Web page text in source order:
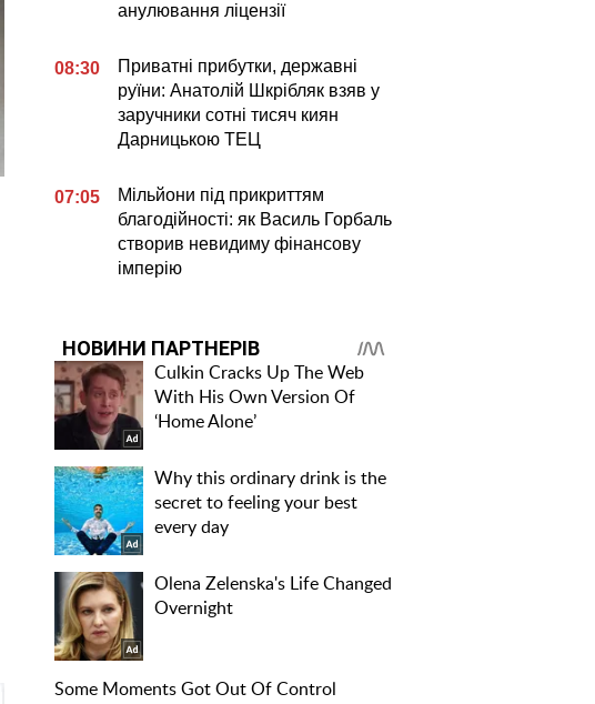
анулювання ліцензії
08:30
Приватні прибутки, державні
руїни: Анатолій Шкрібляк взяв у
заручники сотні тисяч киян
Дарницькою ТЕЦ
07:05
Мільйони під прикриттям
благодійності: як Василь Горбаль
створив невидиму фінансову
імперію